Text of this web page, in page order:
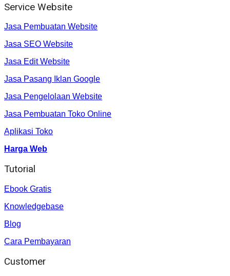
Service Website
Jasa Pembuatan Website
Jasa SEO Website
Jasa Edit Website
Jasa Pasang Iklan Google
Jasa Pengelolaan Website
Jasa Pembuatan Toko Online
Aplikasi Toko
Harga Web
Tutorial
Ebook Gratis
Knowledgebase
Blog
Cara Pembayaran
Customer